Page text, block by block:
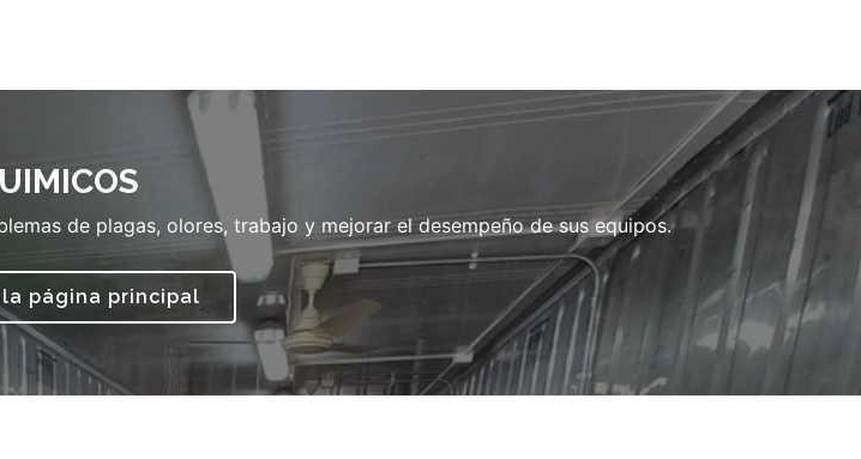
de plagas, olores, trabajo y mejorar el desempeño de sus equipos.
página principal